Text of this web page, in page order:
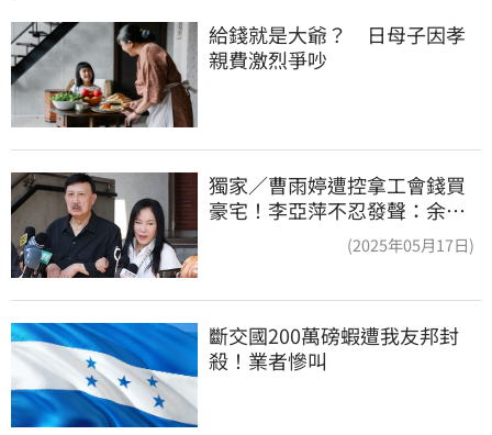
給錢就是大爺？　日母子因孝
親費激烈爭吵
獨家／曹雨婷遭控拿工會錢買
豪宅！李亞萍不忍發聲：余天
(2025年05月17日)
斷交國200萬磅蝦遭我友邦封
殺！業者慘叫